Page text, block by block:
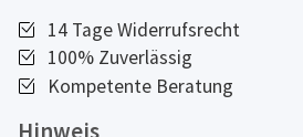
14 Tage Widerrufsrecht
100% Zuverlässig
Kompetente Beratung
Hinweis